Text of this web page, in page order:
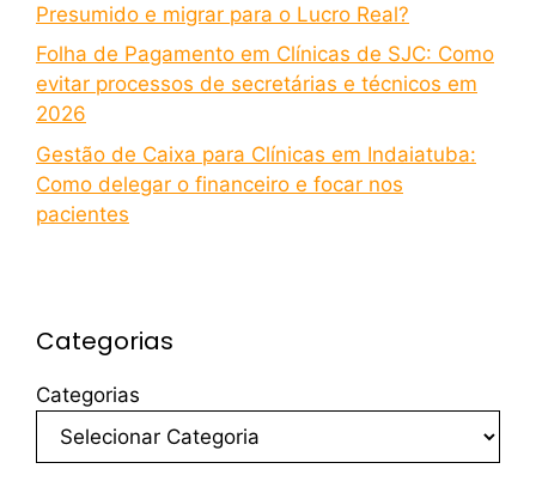
Presumido e migrar para o Lucro Real?
Folha de Pagamento em Clínicas de SJC: Como
evitar processos de secretárias e técnicos em
2026
Gestão de Caixa para Clínicas em Indaiatuba:
Como delegar o financeiro e focar nos
pacientes
Categorias
Categorias